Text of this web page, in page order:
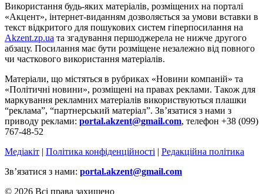
Використання будь-яких матеріалів, розміщених на порталі
«Акцент», інтернет-виданням дозволяється за умови вставки в
текст відкритого для пошукових систем гіперпосилання на
Akzent.zp.ua та згадування першоджерела не нижче другого
абзацу. Посилання має бути розміщене незалежно від повного
чи часткового використання матеріалів.
Матеріали, що містяться в рубриках «Новини компаній» та
«Політичні новини», розміщені на правах реклами. Також для
маркування рекламних матеріалів використвуються плашки
“реклама”, “партнерський матеріал”. Зв’язатися з нами з
приводу реклами: portal.akzent@gmail.com, телефон +38 (099)
767-48-52
Медіакіт | Політика конфіденційності | Редакційна політика
Зв’язатися з нами: portal.akzent@gmail.com
© 2026 Всі права захищено